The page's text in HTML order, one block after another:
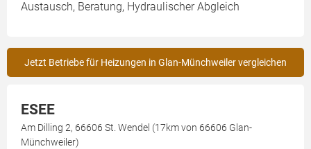
Austausch, Beratung, Hydraulischer Abgleich
Jetzt Betriebe für Heizungen in Glan-Münchweiler vergleichen
ESEE
Am Dilling 2, 66606 St. Wendel (17km von 66606 Glan-
Münchweiler)